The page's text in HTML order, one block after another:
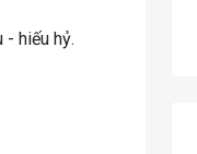
- hiếu hỷ.